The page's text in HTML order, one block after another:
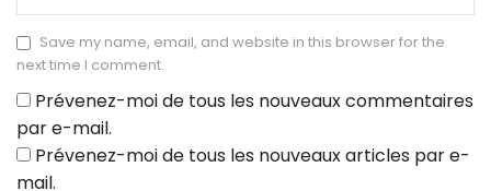
Save my name, email, and website in this browser for the
next time I comment.
Prévenez-moi de tous les nouveaux commentaires
par e-mail.
Prévenez-moi de tous les nouveaux articles par e-
mail.